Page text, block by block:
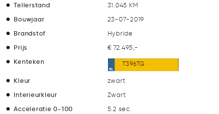
Tellerstand 31.045 KM
Bouwjaar 23-07-2019
Brandstof Hybride
Prijs € 72.495,-
Kenteken T396TG
Kleur zwart
Interieurkleur Zwart
Acceleratie 0-100 5.2 sec.